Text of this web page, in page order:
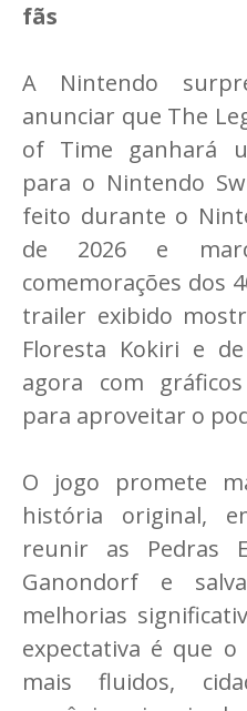
fãs
A Nintendo
anunciar que The
of Time ganhará
para o Nintendo
feito durante o
de 2026 e
comemorações dos
trailer exibido
Floresta Kokiri e
agora com
para aproveitar o
O jogo promete
história original,
reunir as Pedras
Ganondorf e
melhorias
expectativa é que
mais fluidos,